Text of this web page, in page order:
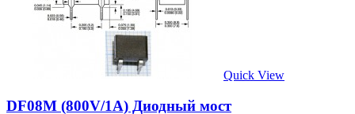
Quick View
DF08M (800V/1A) Диодный мост